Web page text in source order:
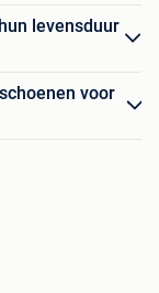
levensduur
voor